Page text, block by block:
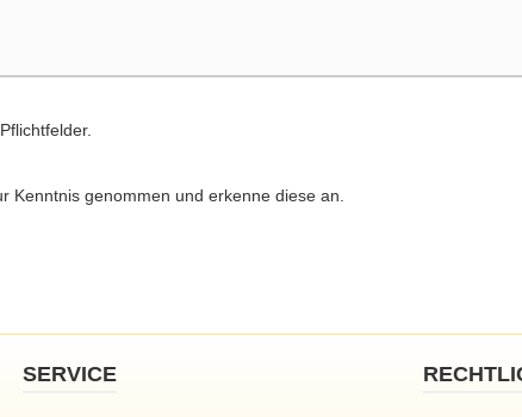
Kenntnis genommen und erkenne diese an.
SERVICE